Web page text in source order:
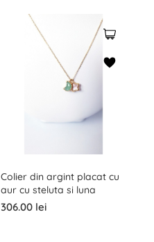
Colier din argint placat cu
aur cu steluta si luna
306.00 lei